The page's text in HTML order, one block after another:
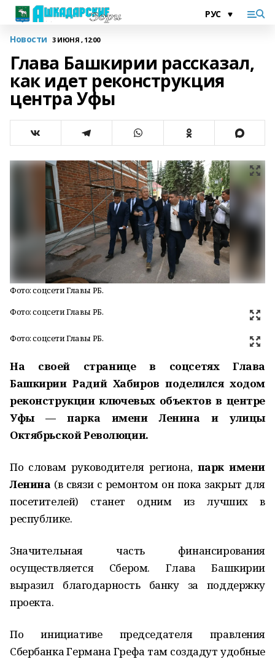
Новости 3 ИЮНЯ , 12:00
Глава Башкирии рассказал,
как идет реконструкция
центра Уфы
Фото: соцсети Главы РБ.
Фото: соцсети Главы РБ.
Фото: соцсети Главы РБ.
На своей странице в соцсетях Глава
Башкирии Радий Хабиров поделился ходом
реконструкции ключевых объектов в центре
Уфы — парка имени Ленина и улицы
Октябрьской Революции.
По словам руководителя региона, парк имени
Ленина (в связи с ремонтом он пока закрыт для
посетителей) станет одним из лучших в
республике.
Значительная часть финансирования
осуществляется Сбером. Глава Башкирии
выразил благодарность банку за поддержку
проекта.
По инициативе председателя правления
Сбербанка Германа Грефа там создадут удобные